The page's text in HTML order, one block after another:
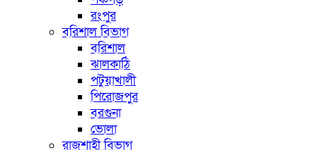
রংপুর
বরিশাল বিভাগ
বরিশাল
ঝালকাঠি
পটুয়াখালী
পিরোজপুর
বরগুনা
ভোলা
রাজশাহী বিভাগ